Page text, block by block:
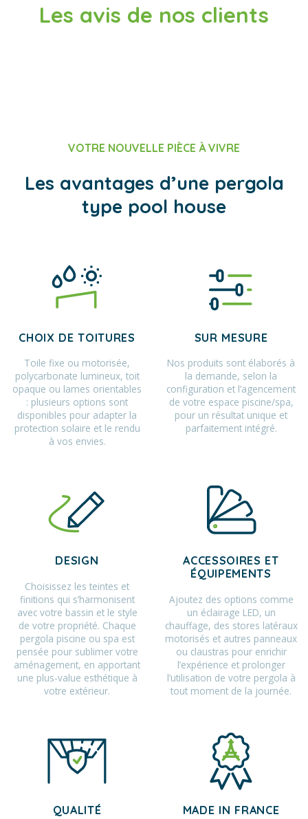
Les avis de nos clients
VOTRE NOUVELLE PIÈCE À VIVRE
Les avantages d’une pergola
type pool house
CHOIX DE TOITURES
Toile fixe ou motorisée,
polycarbonate lumineux, toit
opaque ou lames orientables
: plusieurs options sont
disponibles pour adapter la
protection solaire et le rendu
à vos envies.
SUR MESURE
Nos produits sont élaborés à
la demande, selon la
configuration et l’agencement
de votre espace piscine/spa,
pour un résultat unique et
parfaitement intégré.
DESIGN
Choisissez les teintes et
finitions qui s’harmonisent
avec votre bassin et le style
de votre propriété. Chaque
pergola piscine ou spa est
pensée pour sublimer votre
aménagement, en apportant
une plus-value esthétique à
votre extérieur.
ACCESSOIRES ET
ÉQUIPEMENTS
Ajoutez des options comme
un éclairage LED, un
chauffage, des stores latéraux
motorisés et autres panneaux
ou claustras pour enrichir
l’expérience et prolonger
l’utilisation de votre pergola à
tout moment de la journée.
QUALITÉ MADE IN FRANCE